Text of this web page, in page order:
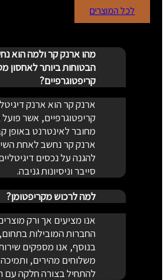
לכל המוצרים
מהו ארנק קר ולמה הוא
הבטוחות ביותר לאחסון
קריפטוגרפיים?
ארנק קר הוא ארנק
קריפטוגרפיים, אשר פועל
מחובר לאינטרנט באופן
ארנק קר נחשב לאחת
להגנה על נכסים
סייבר וניסיונות גניבה.
למה לרכוש מקריפטומן?
אנו מציעים אך ורק
בנוסף, אנו מספקים
משלוחים מהירים,
להתחיל בצורה חלקה עם